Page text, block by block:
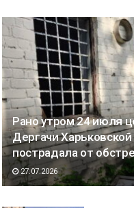
Рано утром 24 июля
Дергачи
пострадала от
27.07.2026